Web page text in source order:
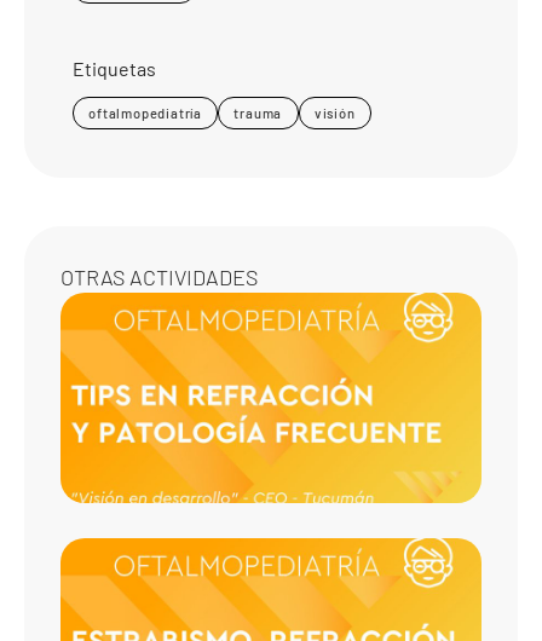
Etiquetas
oftalmopediatría trauma visión
OTRAS ACTIVIDADES